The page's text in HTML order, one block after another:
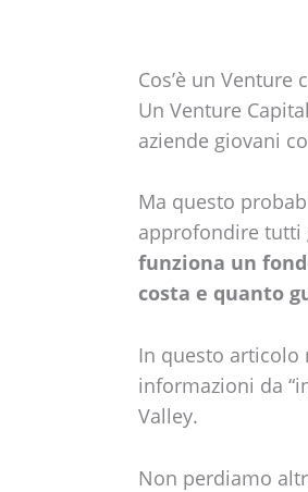
Cos’è un Venture
Un Venture
aziende giovani
Ma questo
approfondire tutti
funziona un
costa e quanto
In questo articolo
informazioni da
Valley.
Non perdiamo